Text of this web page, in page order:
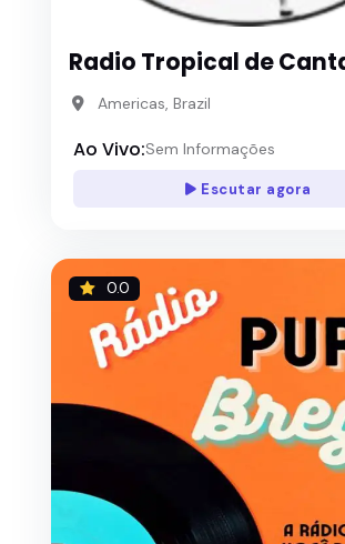
Radio Tropical de
Americas, Brazil
Ao Vivo:Sem Informações
Escutar agora
0.0